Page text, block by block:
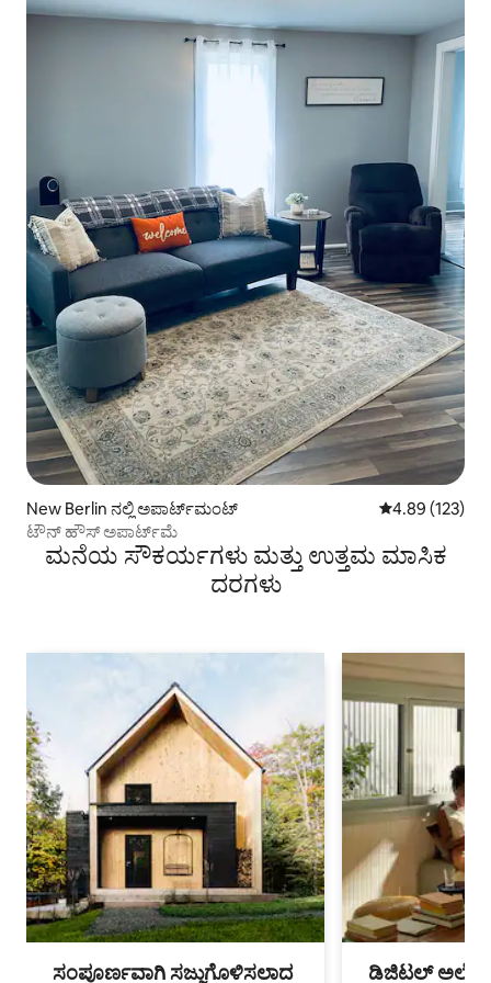
New Berlin ನಲ್ಲಿ ಅಪಾರ್ಟ್‌ಮಂಟ್ 5 ರಲ್ಲಿ 4.89
4.89 (123)
ಟೌನ್ ಹೌಸ್ ಅಪಾರ್ಟ್‌ಮೆ
ಮನೆಯ ಸೌಕರ್ಯಗಳು ಮತ್ತು ಉತ್ತಮ ಮಾಸಿಕ
ದರಗಳು
ಸಂಪೂರ್ಣವಾಗಿ ಸಜ್ಜುಗೊಳಿಸಲಾದ ಡಿಜಿಟಲ್